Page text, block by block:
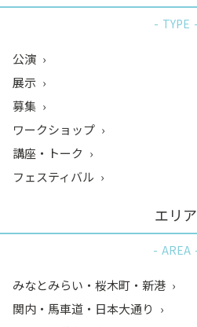
TYPE
公演
展示
募集
ワークショップ
講座・トーク
フェスティバル
エリア
AREA
みなとみらい・桜木町・新港
関内・馬車道・日本大通り